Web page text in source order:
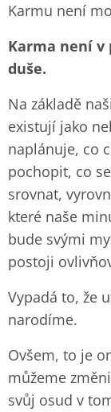
Karmu není
Karma není v
duše.
Na základě
existují jako
naplánuje, co
pochopit, co
srovnat,
které naše
bude svými
postoji
Vypadá to, že
narodíme.
Ovšem, to je
můžeme
svůj osud v